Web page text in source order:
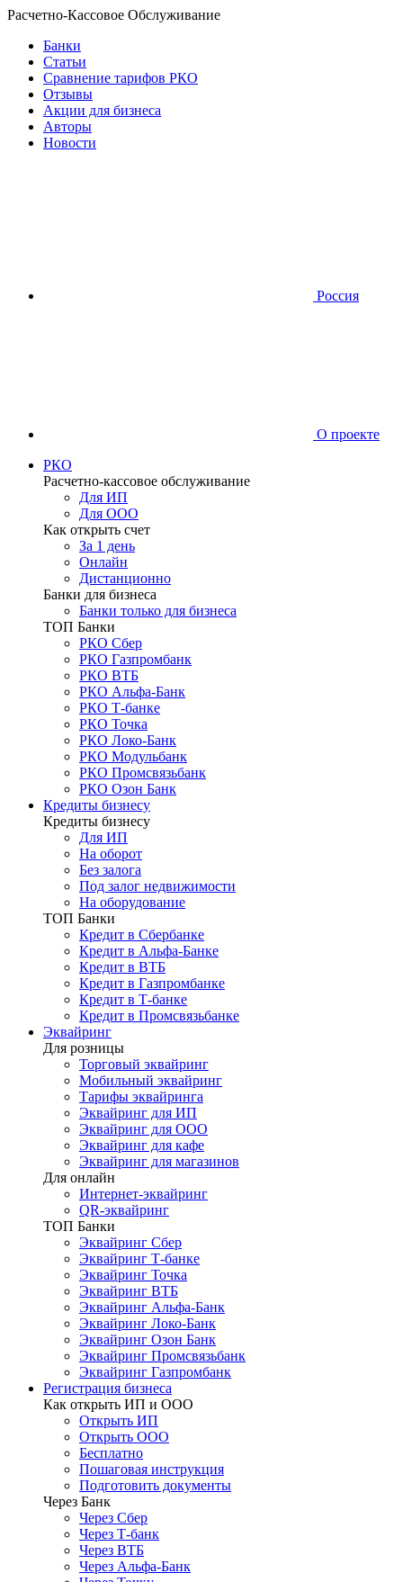
Расчетно-Кассовое Обслуживание
Банки
Статьи
Сравнение тарифов РКО
Отзывы
Акции для бизнеса
Авторы
Новости
Россия
О проекте
РКО
Расчетно-кассовое обслуживание
Для ИП
Для ООО
Как открыть счет
За 1 день
Онлайн
Дистанционно
Банки для бизнеса
Банки только для бизнеса
ТОП Банки
РКО Сбер
РКО Газпромбанк
РКО ВТБ
РКО Альфа-Банк
РКО Т-банке
РКО Точка
РКО Локо-Банк
РКО Модульбанк
РКО Промсвязьбанк
РКО Озон Банк
Кредиты бизнесу
Кредиты бизнесу
Для ИП
На оборот
Без залога
Под залог недвижимости
На оборудование
ТОП Банки
Кредит в Сбербанке
Кредит в Альфа-Банке
Кредит в ВТБ
Кредит в Газпромбанке
Кредит в Т-банке
Кредит в Промсвязьбанке
Эквайринг
Для розницы
Торговый эквайринг
Мобильный эквайринг
Тарифы эквайринга
Эквайринг для ИП
Эквайринг для ООО
Эквайринг для кафе
Эквайринг для магазинов
Для онлайн
Интернет-эквайринг
QR-эквайринг
ТОП Банки
Эквайринг Сбер
Эквайринг Т-банке
Эквайринг Точка
Эквайринг ВТБ
Эквайринг Альфа-Банк
Эквайринг Локо-Банк
Эквайринг Озон Банк
Эквайринг Промсвязьбанк
Эквайринг Газпромбанк
Регистрация бизнеса
Как открыть ИП и ООО
Открыть ИП
Открыть ООО
Бесплатно
Пошаговая инструкция
Подготовить документы
Через Банк
Через Сбер
Через Т-банк
Через ВТБ
Через Альфа-Банк